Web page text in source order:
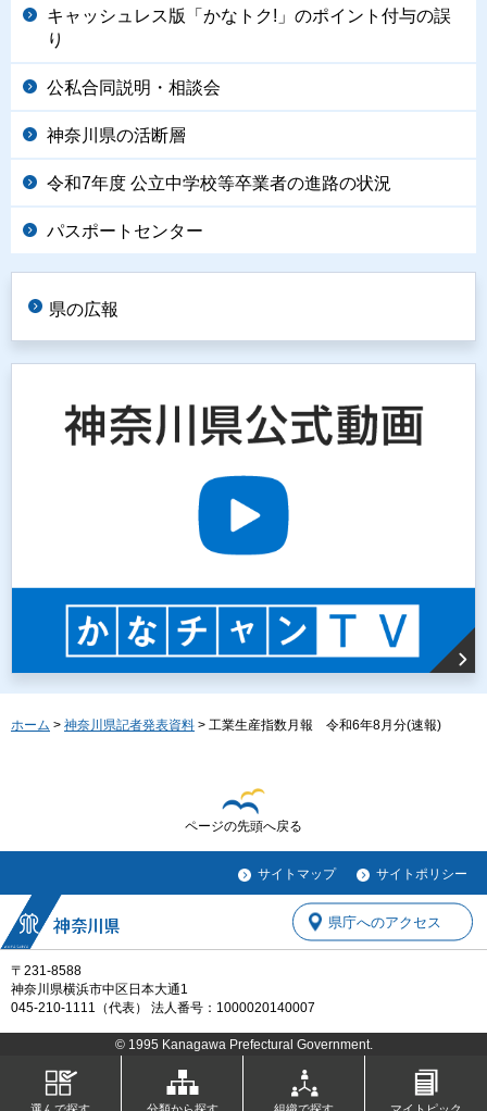
キャッシュレス版「かなトク!」のポイント付与の誤
り
公私合同説明・相談会
神奈川県の活断層
令和7年度 公立中学校等卒業者の進路の状況
パスポートセンター
県の広報
ホーム > 神奈川県記者発表資料 > 工業生産指数月報 令和6年8月分(速報)
ページの先頭へ戻る
サイトマップ サイトポリシー
〒231-8588
神奈川県横浜市中区日本大通1
045-210-1111（代表） 法人番号：1000020140007
県庁へのアクセス
© 1995 Kanagawa Prefectural Government.